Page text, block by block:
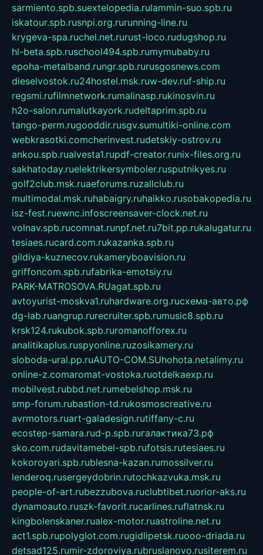
sarmiento.spb.suextelopedia.rulammin-suo.spb.ru
iskatour.spb.rusnpi.org.rurunning-line.ru
krygeva-spa.ruchel.net.rurust-loco.rudugshop.ru
hl-beta.spb.ruschool494.spb.rumymubaby.ru
epoha-metalband.rungr.spb.rurusgosnews.com
dieselvostok.ru24hostel.msk.ruw-dev.ruf-ship.ru
regsmi.rufilmnetwork.rumalinasp.rukinosvin.ru
h2o-salon.rumalutkayork.rudeltaprim.spb.ru
tango-perm.rugooddir.rusgv.sumultiki-online.com
webkrasotki.comcherinvest.rudetskiy-ostrov.ru
ankou.spb.rualvesta1.rupdf-creator.runix-files.org.ru
sakhatoday.ruelektrikersymboler.rusputnikyes.ru
golf2club.msk.ruaeforums.ruzallclub.ru
multimodal.msk.ruhabaigry.ruhaikko.rusobakopedia.ru
isz-fest.ruewnc.infoscreensaver-clock.net.ru
volnav.spb.rucomnat.runpf.net.ru7bit.pp.rukalugatur.ru
tesiaes.rucard.com.rukazanka.spb.ru
gildiya-kuznecov.rukameryboavision.ru
griffoncom.spb.rufabrika-emotsiy.ru
PARK-MATROSOVA.RUagat.spb.ru
avtoyurist-moskva1.ruhardware.org.ruсхема-авто.рф
dg-lab.ruangrup.rurecruiter.spb.rumusic8.spb.ru
krsk124.rukubok.spb.ruromanofforex.ru
analitikaplus.ruspyonline.ruzosikamery.ru
sloboda-ural.pp.ruAUTO-COM.SUhohota.netalimy.ru
online-z.comaromat-vostoka.ruotdelkaexp.ru
mobilvest.rubbd.net.rumebelshop.msk.ru
smp-forum.rubastion-td.rukosmoscreative.ru
avrmotors.ruart-galadesign.rutiffany-c.ru
ecostep-samara.rud-p.spb.ruгалактика73.рф
sko.com.rudavitamebel-spb.rufotsis.rutesiaes.ru
kokoroyari.spb.rublesna-kazan.rumossilver.ru
lenderoq.rusergeydobrin.rutochkazvuka.msk.ru
people-of-art.rubezzubova.ruclubtibet.ruorior-aks.ru
dynamoauto.ruszk-favorit.rucarlines.ruflatnsk.ru
kingbolenskaner.rualex-motor.ruastroline.net.ru
act1.spb.rupolyglot.com.rugidlipetsk.ruooo-driada.ru
detsad125.rumir-zdoroviya.rubruslanovo.rusiterem.ru